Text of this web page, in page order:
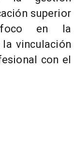
superior
foco en la
vinculación
con el